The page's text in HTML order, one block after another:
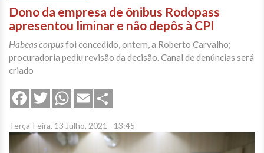
Dono da empresa de ônibus Rodopass
apresentou liminar e não depôs à CPI
Habeas corpusfoi concedido, ontem, a Roberto Carvalho;
procuradoria pediu revisão da decisão. Canal de denúncias será
criado
FacebookTwitterWhatsApp
Email
Terça-Feira, 13 Julho, 2021 - 13:45